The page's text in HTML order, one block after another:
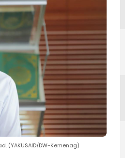
(YAKUSAID/DW-Kemenag)